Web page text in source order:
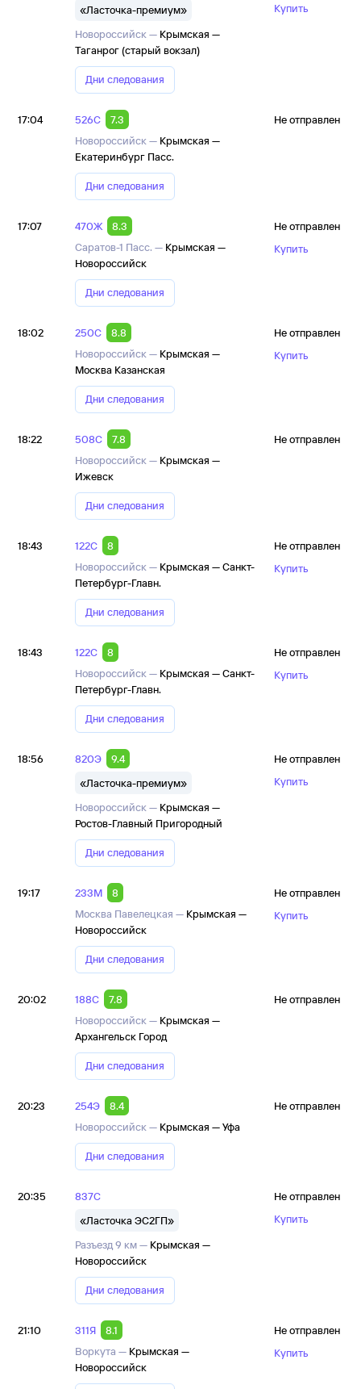
«Ласточка-премиум»
Новороссийск — Крымская —
Таганрог (старый вокзал)
Дни следования
Купить
17:04 526С
7.3
Новороссийск — Крымская —
Екатеринбург Пасс.
Дни следования
Не отправлен
17:07 470Ж
8.3
Саратов-1 Пасс. — Крымская —
Новороссийск
Дни следования
Не отправлен
Купить
18:02 250С
8.8
Новороссийск — Крымская —
Москва Казанская
Дни следования
Не отправлен
Купить
18:22 508С
7.8
Новороссийск — Крымская —
Ижевск
Дни следования
Не отправлен
18:43 122С
8
Новороссийск — Крымская — Санкт-
Петербург-Главн.
Дни следования
Не отправлен
Купить
18:43 122С
8
Новороссийск — Крымская — Санкт-
Петербург-Главн.
Дни следования
Не отправлен
Купить
18:56 820Э
9.4
«Ласточка-премиум»
Новороссийск — Крымская —
Ростов-Главный Пригородный
Дни следования
Не отправлен
Купить
19:17 233М
8
Москва Павелецкая — Крымская —
Новороссийск
Дни следования
Не отправлен
Купить
20:02 188С
7.8
Новороссийск — Крымская —
Архангельск Город
Дни следования
Не отправлен
20:23 254Э
8.4
Новороссийск — Крымская — Уфа
Дни следования
Не отправлен
20:35
837С
«Ласточка ЭС2ГП»
Разъезд 9 км — Крымская —
Новороссийск
Дни следования
Не отправлен
Купить
21:10 311Я
8.1
Воркута — Крымская —
Новороссийск
Не отправлен
Купить